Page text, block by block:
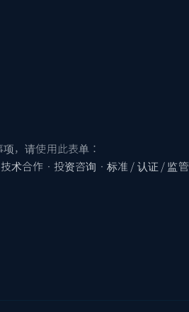
，请使用此表单：
术合作 · 投资咨询 · 标准 / 认证 / 监管